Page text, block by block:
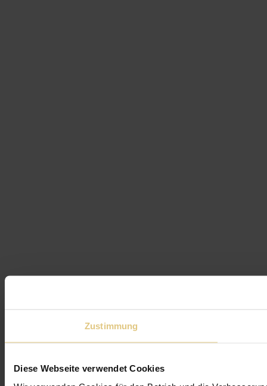
Zustimmung
Diese Webseite verwendet Cookies